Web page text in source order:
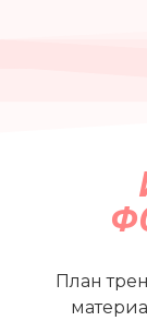
План